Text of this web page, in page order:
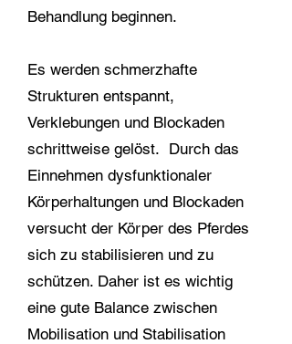
Behandlung beginnen.
Es werden schmerzhafte
Strukturen entspannt,
Verklebungen und Blockaden
schrittweise gelöst. Durch das
Einnehmen dysfunktionaler
Körperhaltungen und Blockaden
versucht der Körper des Pferdes
sich zu stabilisieren und zu
schützen. Daher ist es wichtig
eine gute Balance zwischen
Mobilisation und Stabilisation